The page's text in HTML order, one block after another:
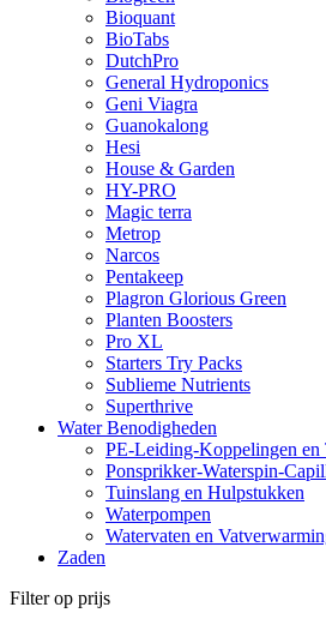
Bioquant
BioTabs
DutchPro
General Hydroponics
Geni Viagra
Guanokalong
Hesi
House & Garden
HY-PRO
Magic terra
Metrop
Narcos
Pentakeep
Plagron Glorious Green
Planten Boosters
Pro XL
Starters Try Packs
Sublieme Nutrients
Superthrive
Water Benodigheden
PE-Leiding-Koppelingen en
Ponsprikker-Waterspin-
Tuinslang en Hulpstukken
Waterpompen
Watervaten en
Zaden
Filter op prijs